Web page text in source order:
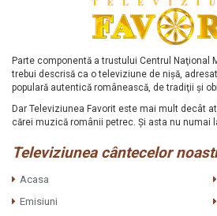
Parte componentă a trustului Centrul Naţional
trebui descrisă ca o televiziune de nişă,
populară autentică românească, de tradiţii şi
Dar Televiziunea Favorit este mai mult decât
cărei muzică românii petrec. Şi asta nu numai
Televiziunea cântecelor
Acasa
Emisiuni